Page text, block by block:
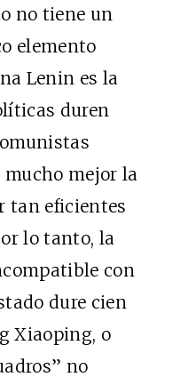
no tiene un
elemento
Lenin es la
duren
mejor la
tan eficientes
lo tanto, la
con
dure cien
Xiaoping, o
no